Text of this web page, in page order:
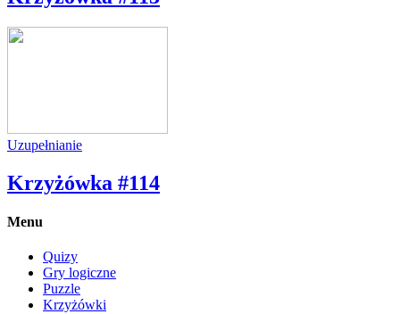
Uzupełnianie
Krzyżówka #114
Menu
Quizy
Gry logiczne
Puzzle
Krzyżówki